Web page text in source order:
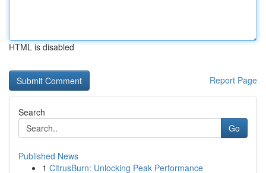
HTML is disabled
Report Page
Search
Go
Published News
1 CitrusBurn: Unlocking Peak Performance